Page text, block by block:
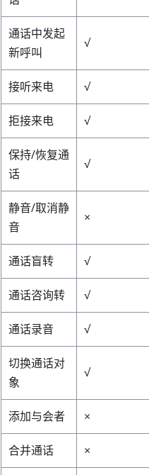
通话中发起
新呼叫
√
接听来电 √
拒接来电 √
保持/恢复通
话
√
静音/取消静
音
×
通话盲转 √
通话咨询转 √
通话录音 √
切换通话对
象
√
添加与会者 ×
合并通话 ×